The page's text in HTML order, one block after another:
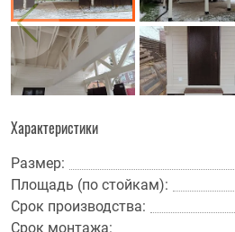
Характеристики
Размер:
Площадь (по стойкам):
Срок производства:
Срок монтажа: